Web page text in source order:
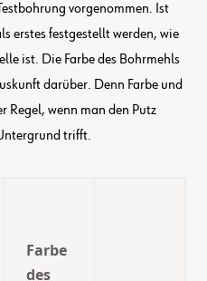
vorgenommen. Ist
erstes festgestellt werden, wie
ist. Die Farbe des Bohrmehls
darüber. Denn Farbe und
Regel, wenn man den Putz
trifft.
Farbe
des